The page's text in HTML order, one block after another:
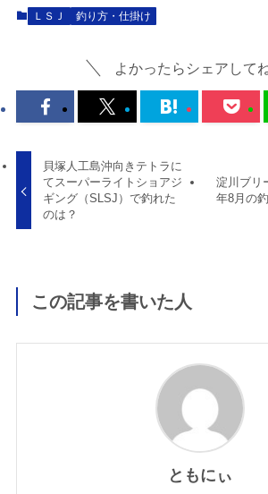
ＬＳＪ 釣り方・仕掛け
よかったらシェアして
貝塚人工島沖向きテトラに
てスーパーライトショアジ
ギング（SLSJ）で釣れた
のは？
淀川ブリ
年8月の
この記事を書いた人
ともにぃ